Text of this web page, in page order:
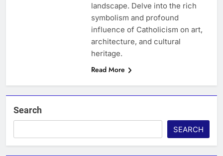
landscape. Delve into the rich
symbolism and profound
influence of Catholicism on art,
architecture, and cultural
heritage.
Read More
Search
SEARCH